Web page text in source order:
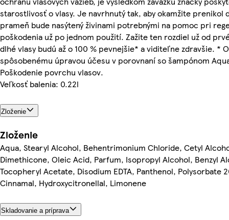
starostlivosť o vlasy. Je navrhnutý tak, aby okamžite prenikol
prameň bude nasýtený živinami potrebnými na pomoc pri
poškodenia už po jednom použití. Zažite ten rozdiel už od
dlhé vlasy budú až o 100 % pevnejšie* a viditeľne zdravšie. *
spôsobenému úpravou účesu v porovnaní so šampónom
Poškodenie povrchu vlasov.
Veľkosť balenia: 0.22l
Zloženie
Zloženie
Aqua, Stearyl Alcohol, Behentrimonium Chloride, Cetyl
Dimethicone, Oleic Acid, Parfum, Isopropyl Alcohol, Benzyl
Tocopheryl Acetate, Disodium EDTA, Panthenol, Polysorbate
Cinnamal, Hydroxycitronellal, Limonene
Skladovanie a príprava